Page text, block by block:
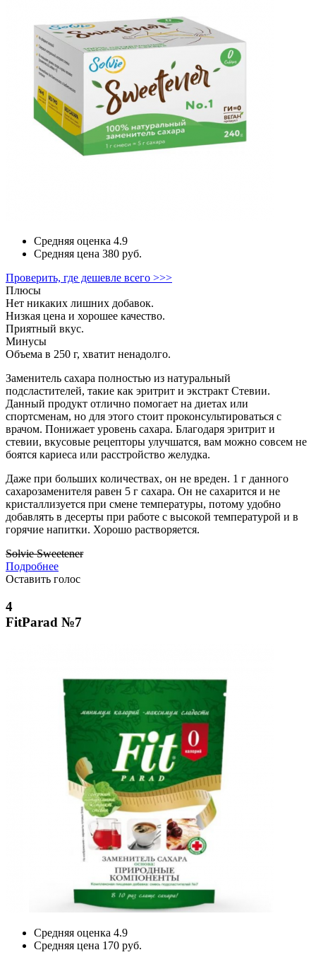
Средняя оценка 4.9
Средняя цена 380 руб.
Проверить, где дешевле всего >>>
Плюсы
Нет никаких лишних добавок.
Низкая цена и хорошее качество.
Приятный вкус.
Минусы
Объема в 250 г, хватит ненадолго.
Заменитель сахара полностью из натуральный
подсластителей, такие как эритрит и экстракт Стевии.
Данный продукт отлично помогает на диетах или
спортсменам, но для этого стоит проконсультироваться с
врачом. Понижает уровень сахара. Благодаря эритрит и
стевии, вкусовые рецепторы улучшатся, вам можно совсем не
боятся кариеса или расстройство желудка.
Даже при больших количествах, он не вреден. 1 г данного
сахарозаменителя равен 5 г сахара. Он не сахарится и не
кристаллизуется при смене температуры, потому удобно
добавлять в десерты при работе с высокой температурой и в
горячие напитки. Хорошо растворяется.
Solvie Sweetener
Подробнее
Оставить голос
4
FitParad №7
Средняя оценка 4.9
Средняя цена 170 руб.